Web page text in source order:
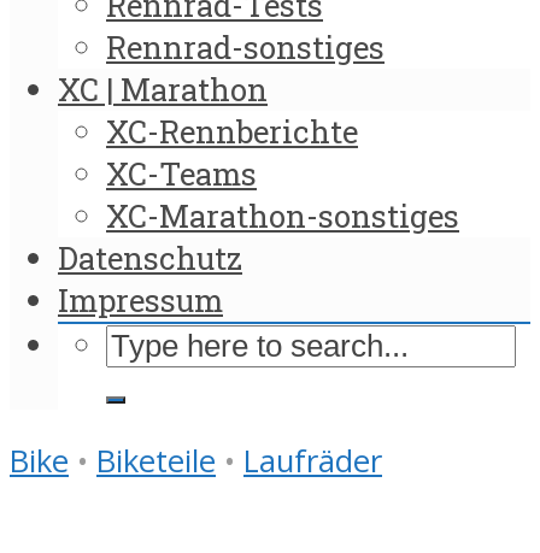
Rennrad-sonstiges
XC | Marathon
XC-Rennberichte
XC-Teams
XC-Marathon-sonstiges
Datenschutz
Impressum
Bike • Biketeile • Laufräder